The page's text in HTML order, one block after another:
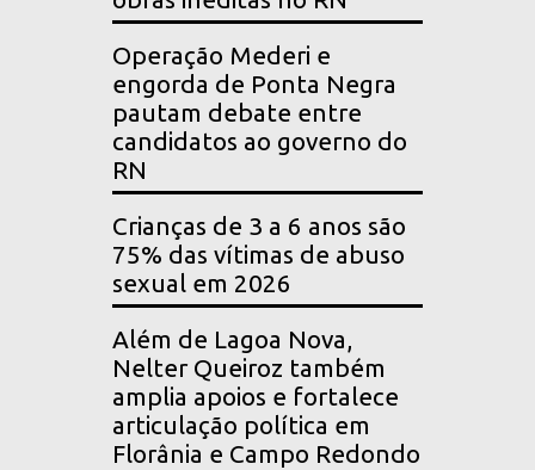
Operação Mederi e
engorda de Ponta Negra
pautam debate entre
candidatos ao governo do
RN
Crianças de 3 a 6 anos são
75% das vítimas de abuso
sexual em 2026
Além de Lagoa Nova,
Nelter Queiroz também
amplia apoios e fortalece
articulação política em
Florânia e Campo Redondo